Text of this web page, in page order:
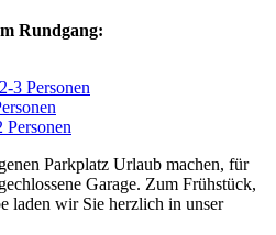
Rundgang:
3 Personen
Personen
Parkplatz Urlaub machen, für
Garage. Zum Frühstück,
laden wir Sie herzlich in unser